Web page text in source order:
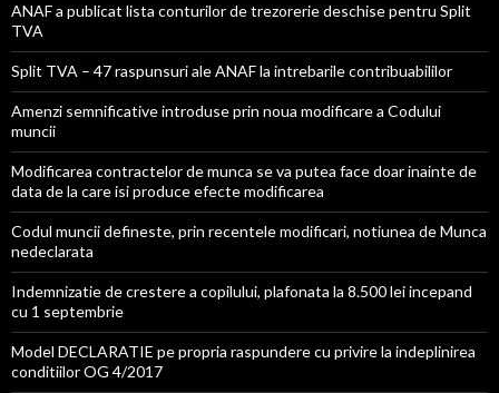
ANAF a publicat lista conturilor de trezorerie deschise pentru Split
TVA
Split TVA – 47 raspunsuri ale ANAF la intrebarile contribuabililor
Amenzi semnificative introduse prin noua modificare a Codului
muncii
Modificarea contractelor de munca se va putea face doar inainte de
data de la care isi produce efecte modificarea
Codul muncii defineste, prin recentele modificari, notiunea de Munca
nedeclarata
Indemnizatie de crestere a copilului, plafonata la 8.500 lei incepand
cu 1 septembrie
Model DECLARATIE pe propria raspundere cu privire la indeplinirea
conditiilor OG 4/2017